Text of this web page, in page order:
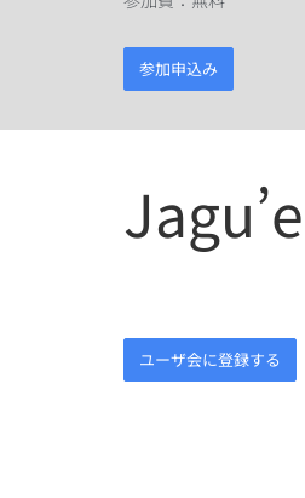
参加申込み
ユーザ会に登録する